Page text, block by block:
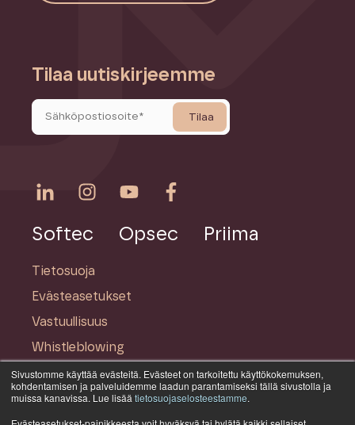
Sivustomme käyttää evästeitä. Evästeet on tarkoitettu käyttökokemuksen,
kohdentamisen ja palveluidemme laadun parantamiseksi tällä sivustolla ja
muissa kanavissa. Lue lisää tietosuojaselosteestamme.
Tilaa uutiskirjeemme
Softec Opsec Priima
Tietosuoja
Evästeasetukset
Vastuullisuus
Whistleblowing
© Softec on osaRauhala-konsernia